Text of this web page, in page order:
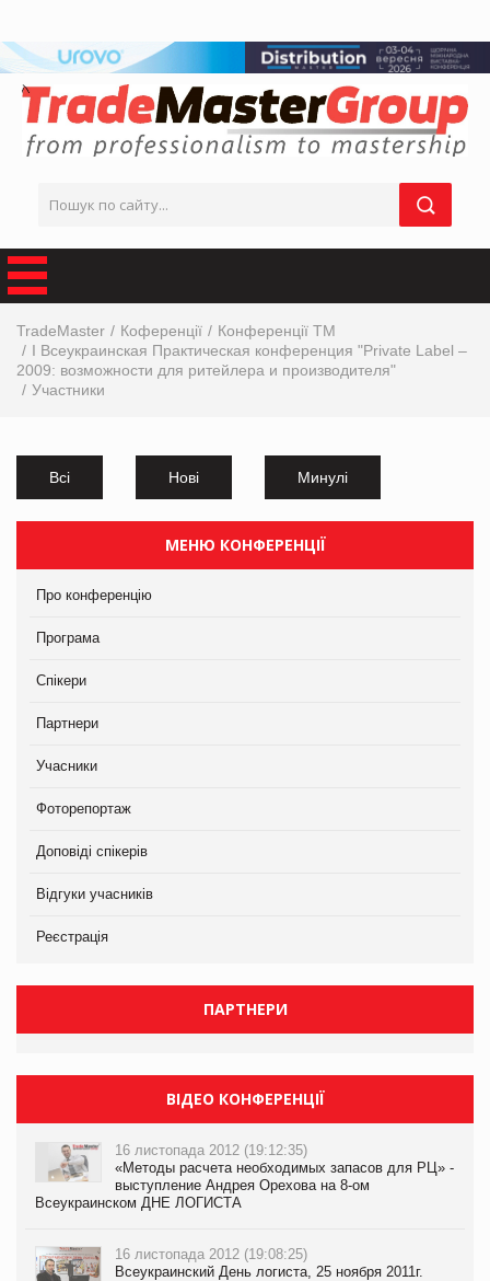
TradeMaster Коференції
Конференції ТМ
I Всеукраинская Практическая конференция "Private Label –
2009: возможности для ритейлера и производителя"
Участники
Всі Нові Минулі
МЕНЮ КОНФЕРЕНЦІЇ
Про конференцію
Програма
Спікери
Партнери
Учасники
Фоторепортаж
Доповіді спікерів
Відгуки учасників
Реєстрація
ПАРТНЕРИ
ВІДЕО КОНФЕРЕНЦІЇ
16 листопада 2012 (19:12:35)
«Методы расчета необходимых запасов для РЦ» -
выступление Андрея Орехова на 8-ом
Всеукраинском ДНЕ ЛОГИСТА
16 листопада 2012 (19:08:25)
Всеукраинский День логиста, 25 ноября 2011г.